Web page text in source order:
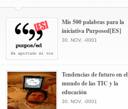
Mis 500 palabras para la
iniciativa Purposed[ES]
30. NOV, -0001
Tendencias de futuro en el
mundo de las TIC y la
educación
30. NOV, -0001